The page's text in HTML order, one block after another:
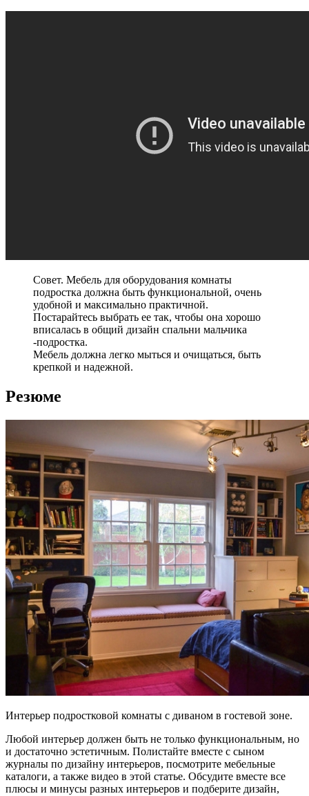
Совет. Мебель для оборудования комнаты
подростка должна быть функциональной, очень
удобной и максимально практичной.
Постарайтесь выбрать ее так, чтобы она хорошо
вписалась в общий дизайн спальни мальчика
-подростка.
Мебель должна легко мыться и очищаться, быть
крепкой и надежной.
Резюме
Интерьер подростковой комнаты с диваном в гостевой зоне.
Любой интерьер должен быть не только функциональным, но
и достаточно эстетичным. Полистайте вместе с сыном
журналы по дизайну интерьеров, посмотрите мебельные
каталоги, а также видео в этой статье. Обсудите вместе все
плюсы и минусы разных интерьеров и подберите дизайн,